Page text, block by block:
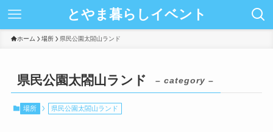
とやま暮らしイベント
ホーム 場所 県民公園太閤山ランド
県民公園太閤山ランド – category –
場所 県民公園太閤山ランド